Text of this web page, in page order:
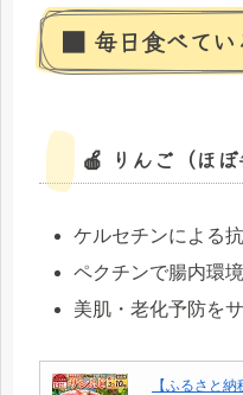
■ 毎日食べてい
🍎 りんご（ほぼ
ケルセチンによる
ペクチンで腸内環
美肌・老化予防を
【ふるさと